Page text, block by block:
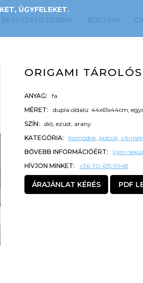
ÜGYFELEKET.
BEMUTATÓTEREM RÓLUNK
ORIGAMI
ANYAG:
fa
MÉRET:
dupla oldalú: 44x61x44cm,
SZÍN:
dió, ezüst, arany
KATEGÓRIA:
Komódok, polcok,
BŐVEBB INFORMÁCIÓÉRT:
Írjon
HÍVJON MINKET:
+36-70-615-9948
ÁRAJÁNLAT KÉRÉS PDF